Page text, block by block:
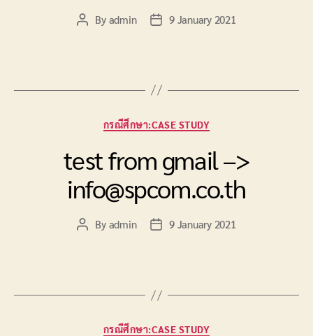
PostBy admin
Post9 January 2021
Categories
กรณีศึกษา:CASE STUDY
test from gmail –>
info@spcom.co.th
PostBy admin
Post9 January 2021
Categories
กรณีศึกษา:CASE STUDY